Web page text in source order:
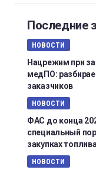
Последние
НОВОСТИ
Нацрежим при
медПО:
заказчиков
НОВОСТИ
ФАС до конца
специальный
закупках
НОВОСТИ